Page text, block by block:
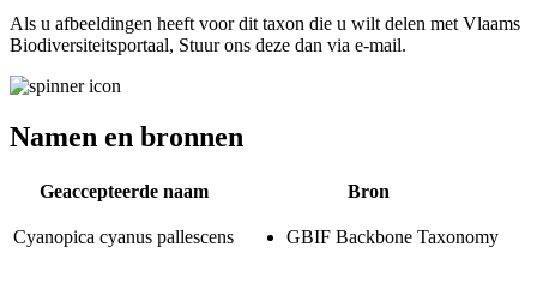
Als u afbeeldingen heeft voor dit taxon die u wilt delen met Vlaams
Biodiversiteitsportaal, Stuur ons deze dan via e-mail.
Namen en bronnen
Geaccepteerde naam Bron
Cyanopica cyanus pallescens GBIF Backbone Taxonomy